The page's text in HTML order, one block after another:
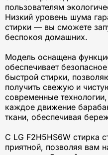
пользователям
Низкий уровень шума
стирки — вы сможете
беспокоя домашних.
Модель оснащена
обеспечивает
быстрой стирки,
получить свежую и
современные
каждое движение
ткани, обеспечивая
С LG F2H5HS6W стирка
приятной, позволяя вам